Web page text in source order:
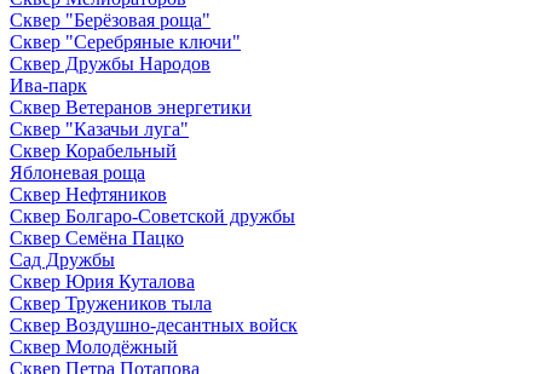
Сквер "Берёзовая роща"
Сквер "Серебряные ключи"
Сквер Дружбы Народов
Ива-парк
Сквер Ветеранов энергетики
Сквер "Казачьи луга"
Сквер Корабельный
Яблоневая роща
Сквер Нефтяников
Сквер Болгаро-Советской дружбы
Сквер Семёна Пацко
Сад Дружбы
Сквер Юрия Куталова
Сквер Тружеников тыла
Сквер Воздушно-десантных войск
Сквер Молодёжный
Сквер Петра Потапова